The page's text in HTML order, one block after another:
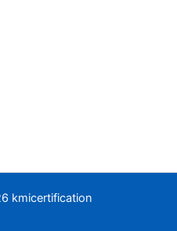
kmicertification